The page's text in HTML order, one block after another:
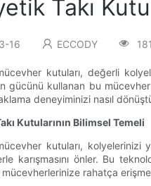
Takı
16 ECCODY 181
kutuları, değerli
gücünü kullanan bu
deneyiminizi nasıl
Kutularının Bilimsel Temeli
kutuları, kolyelerinizi
karışmasını önler. Bu
rahatça